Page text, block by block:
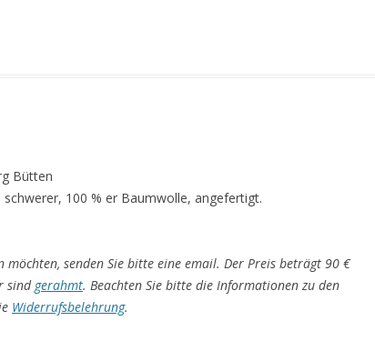
Bütten
100 % er Baumwolle, angefertigt.
möchten, senden Sie bitte eine email. Der Preis beträgt 90 €
sind gerahmt. Beachten Sie bitte die Informationen zu den
Widerrufsbelehrung.